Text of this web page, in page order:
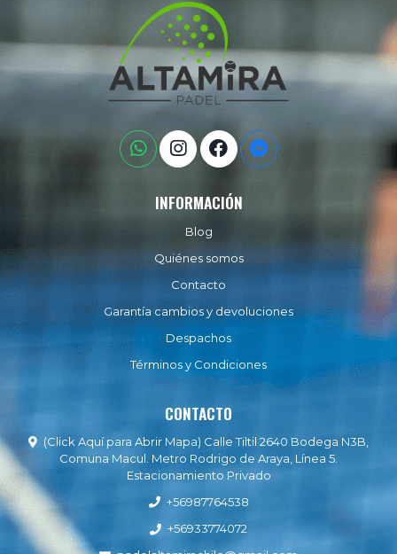
INFORMACIÓN
Blog
Quiénes somos
Contacto
Garantía cambios y devoluciones
Despachos
Términos y Condiciones
CONTACTO
(Click Aquí para Abrir Mapa) Calle Tiltil 2640 Bodega N3B,
Comuna Macul. Metro Rodrigo de Araya, Línea 5.
Estacionamiento Privado
+56987764538
+56933774072